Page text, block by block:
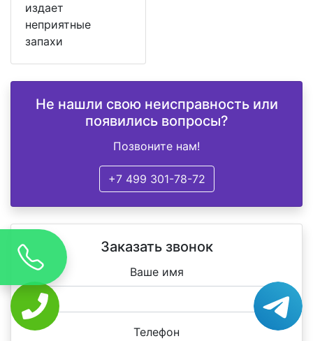
издает
неприятные
запахи
Не нашли свою неисправность или
появились вопросы?
Позвоните нам!
+7 499 301-78-72
Заказать звонок
Ваше имя
Телефон